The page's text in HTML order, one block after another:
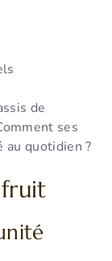
de
ses
quotidien ?
fruit